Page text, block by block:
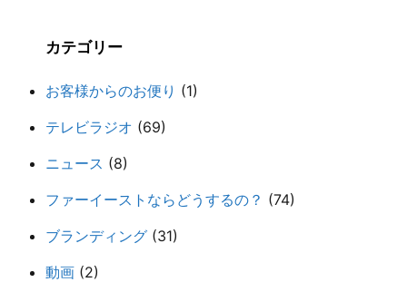
カテゴリー
お客様からのお便り (1)
テレビラジオ (69)
ニュース (8)
ファーイーストならどうするの？ (74)
ブランディング (31)
動画 (2)